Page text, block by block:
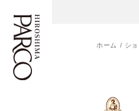
ホーム シ